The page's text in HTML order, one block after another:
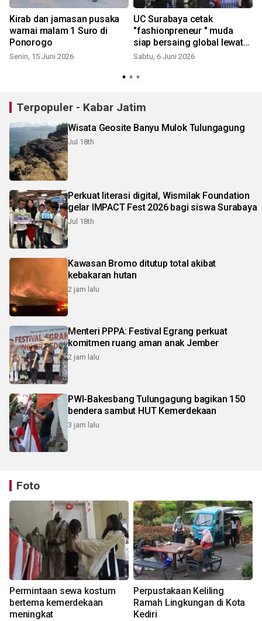
Kirab dan jamasan pusaka
warnai malam 1 Suro di
Ponorogo
Senin, 15 Juni 2026
UC Surabaya cetak
"fashionpreneur " muda
siap bersaing global lewat
"Fashionology 2026"
Sabtu, 6 Juni 2026
Terpopuler - Kabar Jatim
Wisata Geosite Banyu Mulok Tulungagung
Jul 18th
Perkuat literasi digital, Wismilak Foundation
gelar IMPACT Fest 2026 bagi siswa Surabaya
Jul 18th
Kawasan Bromo ditutup total akibat
kebakaran hutan
2 jam lalu
Menteri PPPA: Festival Egrang perkuat
komitmen ruang aman anak Jember
2 jam lalu
PWI-Bakesbang Tulungagung bagikan 150
bendera sambut HUT Kemerdekaan
3 jam lalu
Foto
Permintaan sewa kostum
bertema kemerdekaan
meningkat
Perpustakaan Keliling
Ramah Lingkungan di Kota
Kediri